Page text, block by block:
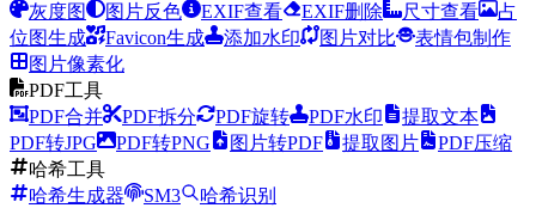
灰度图
图片反色 EXIF查看 EXIF删除 尺寸查看
占
位图生成
Favicon生成 添加水印 图片对比
表情包制作
图片像素化
PDF工具
PDF合并
PDF拆分 PDF旋转 PDF水印
提取文本
PDF转JPG
PDF转PNG 图片转PDF 提取图片
PDF压缩
哈希工具
哈希生成器
SM3
哈希识别